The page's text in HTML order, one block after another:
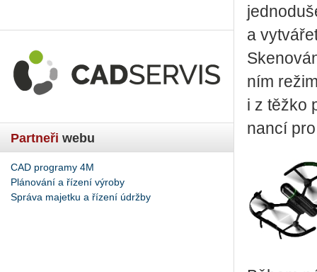
Partneři webu
CAD programy 4M
Plánování a řízení výroby
Správa majetku a řízení údržby
a
ním
i z těžko
nan­cí